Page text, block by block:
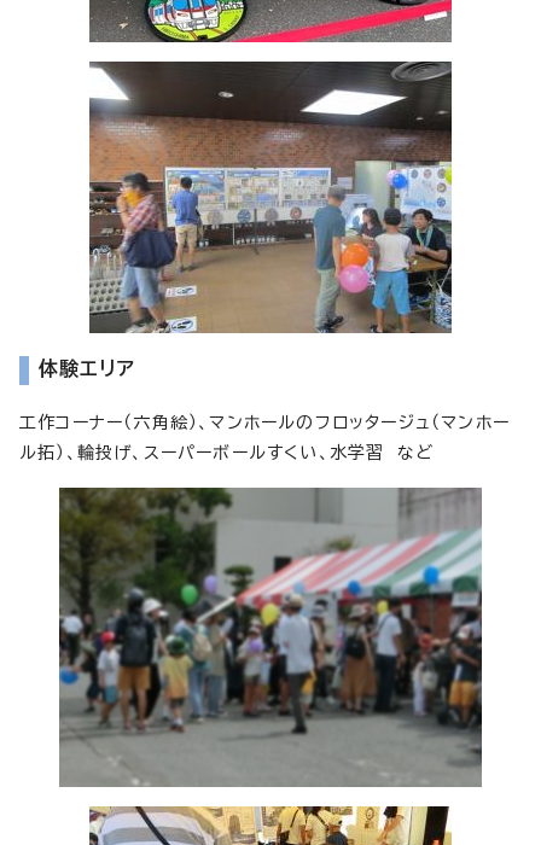
体験エリア
工作コーナー（六角絵）、マンホールのフロッタージュ（マンホー
ル拓）、輪投げ、スーパーボールすくい、水学習 など